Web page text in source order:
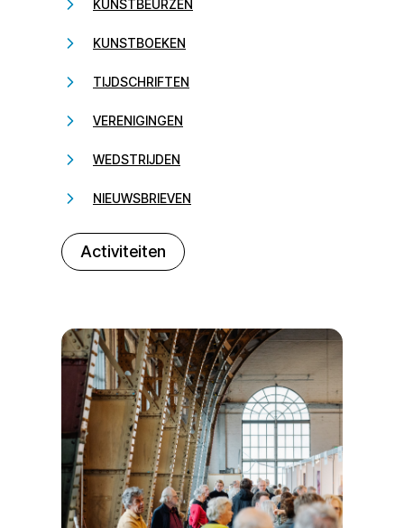
KUNSTBEURZEN
KUNSTBOEKEN
TIJDSCHRIFTEN
VERENIGINGEN
WEDSTRIJDEN
NIEUWSBRIEVEN
Activiteiten
232323